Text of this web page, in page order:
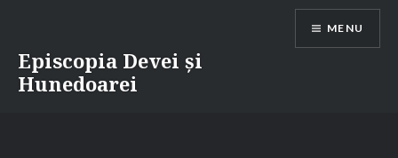
content
Episcopia Devei și
Hunedoarei
MENU